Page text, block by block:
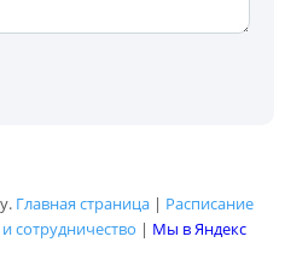
Главная страница | Расписание
сотрудничество | Мы в Яндекс